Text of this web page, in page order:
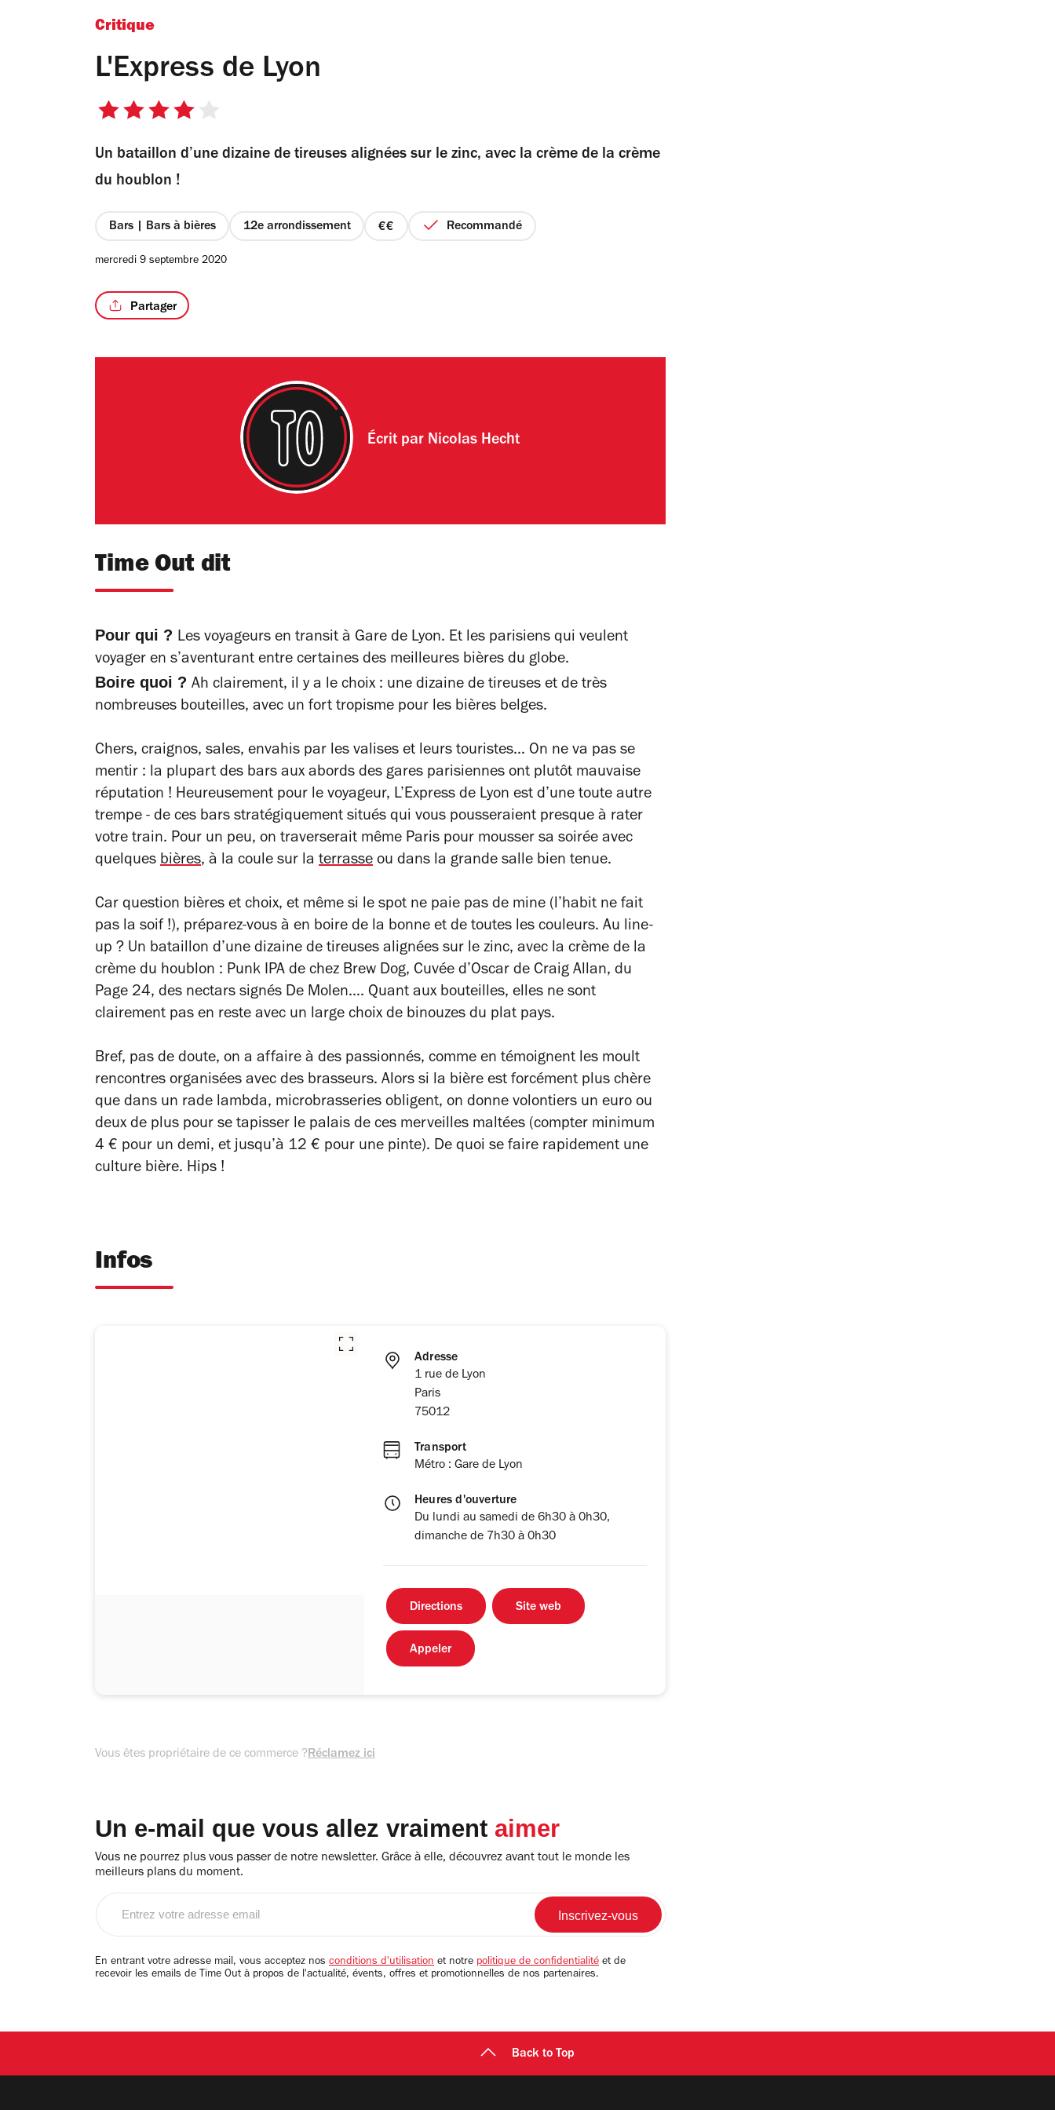
Critique
L'Express de Lyon
4
5
étoiles
Un bataillon d’une dizaine de tireuses alignées sur le zinc, avec la crème de la crème
du houblon !
Bars | Bars à bières 12e arrondissement
prix
Recommandé
mercredi 9 septembre 2020
Partager
Écrit par Nicolas Hecht
Time Out dit
Pour qui ? Les voyageurs en transit à Gare de Lyon. Et les parisiens qui veulent
voyager en s’aventurant entre certaines des meilleures bières du globe.
Boire quoi ? Ah clairement, il y a le choix : une dizaine de tireuses et de très
nombreuses bouteilles, avec un fort tropisme pour les bières belges.
Chers, craignos, sales, envahis par les valises et leurs touristes… On ne va pas se
mentir : la plupart des bars aux abords des gares parisiennes ont plutôt mauvaise
réputation ! Heureusement pour le voyageur, L’Express de Lyon est d’une toute autre
trempe - de ces bars stratégiquement situés qui vous pousseraient presque à rater
votre train. Pour un peu, on traverserait même Paris pour mousser sa soirée avec
quelques bières, à la coule sur la terrasse ou dans la grande salle bien tenue.
Car question bières et choix, et même si le spot ne paie pas de mine (l’habit ne fait
pas la soif !), préparez-vous à en boire de la bonne et de toutes les couleurs. Au line-
up ? Un bataillon d’une dizaine de tireuses alignées sur le zinc, avec la crème de la
crème du houblon : Punk IPA de chez Brew Dog, Cuvée d’Oscar de Craig Allan, du
Page 24, des nectars signés De Molen…. Quant aux bouteilles, elles ne sont
clairement pas en reste avec un large choix de binouzes du plat pays.
Bref, pas de doute, on a affaire à des passionnés, comme en témoignent les moult
rencontres organisées avec des brasseurs. Alors si la bière est forcément plus chère
que dans un rade lambda, microbrasseries obligent, on donne volontiers un euro ou
deux de plus pour se tapisser le palais de ces merveilles maltées (compter minimum
4 € pour un demi, et jusqu’à 12 € pour une pinte). De quoi se faire rapidement une
culture bière. Hips !
Infos
Adresse
1 rue de Lyon
Paris
75012
Transport
Métro : Gare de Lyon
Heures d'ouverture
Du lundi au samedi de 6h30 à 0h30,
dimanche de 7h30 à 0h30
Directions Site web
Appeler
Vous êtes propriétaire de ce commerce ?Réclamez ici
Un e-mail que vous allez vraiment aimer
Vous ne pourrez plus vous passer de notre newsletter. Grâce à elle, découvrez avant tout le monde les
meilleurs plans du moment.
email
En entrant votre adresse mail, vous acceptez nos conditions d'utilisation et notre politique de confidentialité et de
recevoir les emails de Time Out à propos de l'actualité, évents, offres et promotionnelles de nos partenaires.
Back to Top